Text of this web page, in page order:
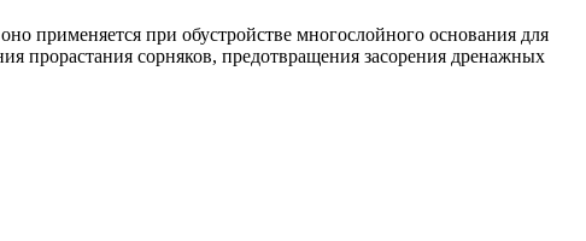
применяется при обустройстве многослойного основания для
прорастания сорняков, предотвращения засорения дренажных